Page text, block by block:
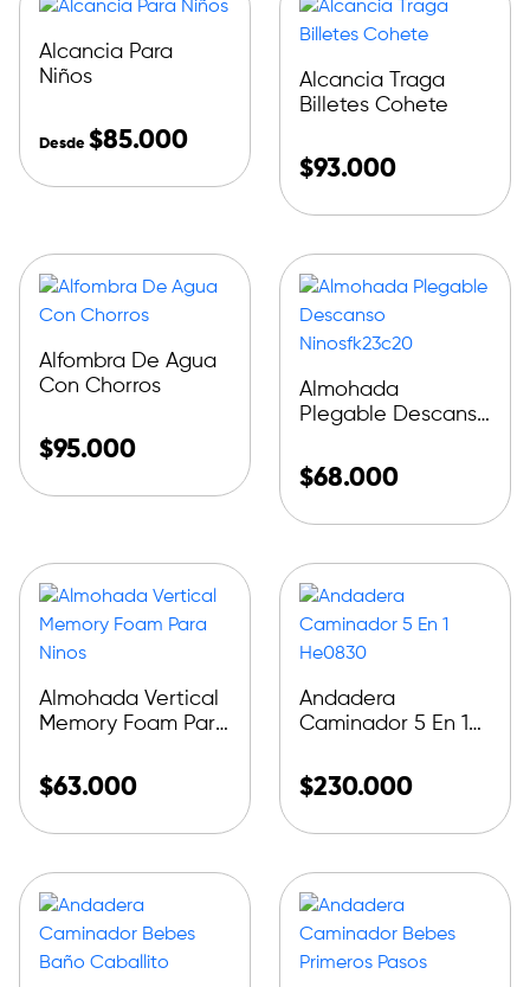
Alcancia Para
Niños
Desde $85.000
Alcancia Traga
Billetes Cohete
$93.000
Alfombra De Agua
Con Chorros
$95.000
Almohada
Plegable Descanso
$68.000
Almohada Vertical
Memory Foam Para
$63.000
Andadera
Caminador 5 En 1
$230.000